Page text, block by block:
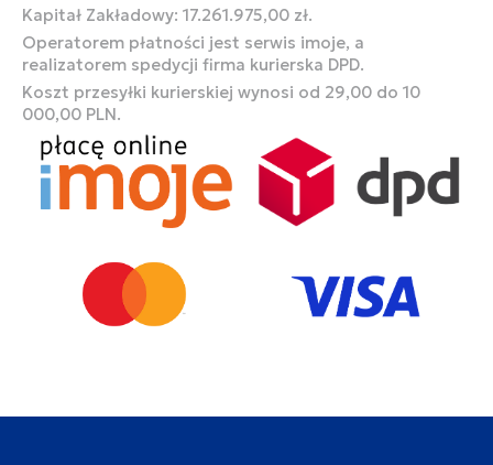
Kapitał Zakładowy: 17.261.975,00 zł.
Operatorem płatności jest serwis imoje, a
realizatorem spedycji firma kurierska DPD.
Koszt przesyłki kurierskiej wynosi od 29,00 do 10
000,00 PLN.